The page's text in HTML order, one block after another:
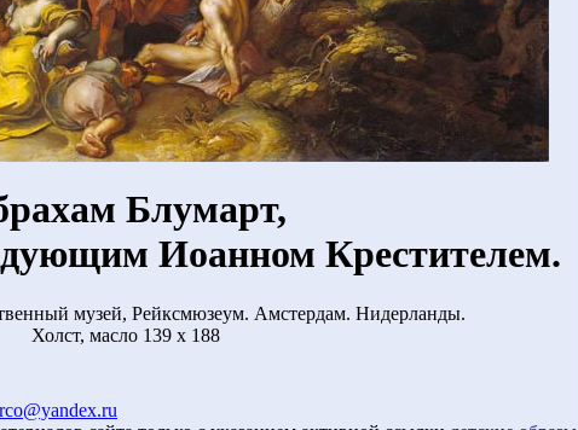
Блумарт,
Иоанном Крестителем.
музей, Рейксмюзеум. Амстердам. Нидерланды.
Холст, масло 139 х 188